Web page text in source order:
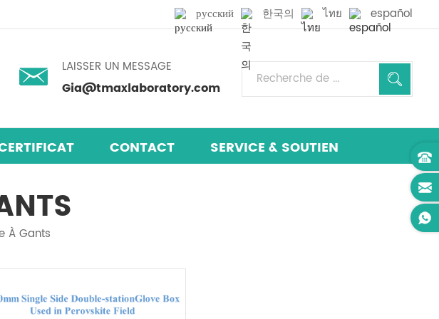
русский 한국의 ไทย español
LAISSER UN MESSAGE
Gia@tmaxlaboratory.com
CONTACT SERVICE & SOUTIEN
À Gants